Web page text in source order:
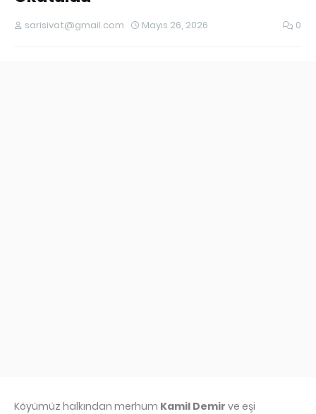
sarisivat@gmail.com Mayıs 26, 2026 0
Köyümüz halkından merhum Kamil Demir ve eşi